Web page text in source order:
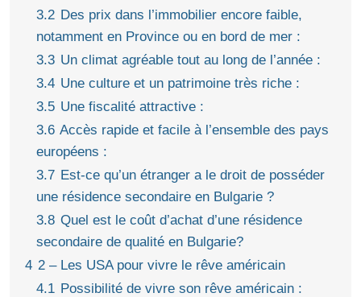
3.2 Des prix dans l’immobilier encore faible,
notamment en Province ou en bord de mer :
3.3 Un climat agréable tout au long de l’année :
3.4 Une culture et un patrimoine très riche :
3.5 Une fiscalité attractive :
3.6 Accès rapide et facile à l’ensemble des pays
européens :
3.7 Est-ce qu’un étranger a le droit de posséder
une résidence secondaire en Bulgarie ?
3.8 Quel est le coût d’achat d’une résidence
secondaire de qualité en Bulgarie?
4 2 – Les USA pour vivre le rêve américain
4.1 Possibilité de vivre son rêve américain :